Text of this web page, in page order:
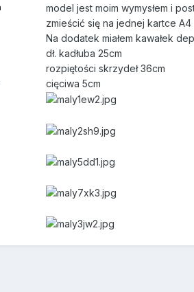
model jest moim wymysłem i
zmieścić się na jednej kartce A4
Na dodatek miałem kawałek
dł. kadłuba 25cm
rozpiętości skrzydeł 36cm
cięciwa 5cm